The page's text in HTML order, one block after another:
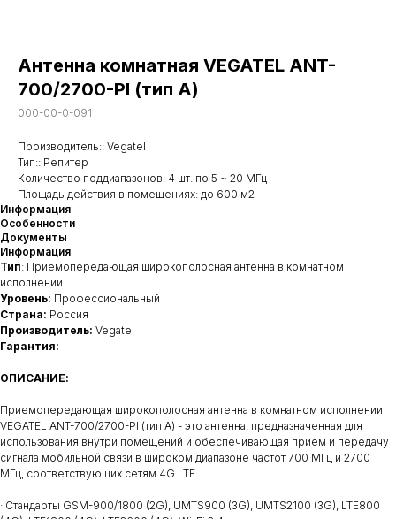
Антенна комнатная VEGATEL ANT-
700/2700-PI (тип А)
000-00-0-091
Производитель:: Vegatel
Тип:: Репитер
Количество поддиапазонов: 4 шт. по 5 ~ 20 МГц
Площадь действия в помещениях: до 600 м2
Информация
Особенности
Документы
Информация
Тип: Приёмопередающая широкополосная антенна в комнатном
исполнении
Уровень: Профессиональный
Страна: Россия
Производитель: Vegatel
Гарантия:
ОПИСАНИЕ:
Приемопередающая широкополосная антенна в комнатном исполнении
VEGATEL ANT-700/2700-PI (тип А) - это антенна, предназначенная для
использования внутри помещений и обеспечивающая прием и передачу
сигнала мобильной связи в широком диапазоне частот 700 МГц и 2700
МГц, соответствующих сетям 4G LTE.
· Стандарты GSM-900/1800 (2G), UMTS900 (3G), UMTS2100 (3G), LTE800